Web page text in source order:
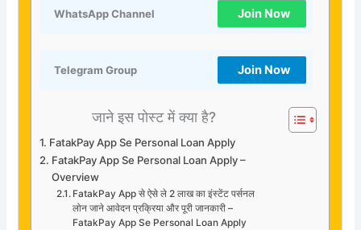
WhatsApp Channel Join Now
Telegram Group Join Now
जाने इस पोस्ट में क्या है?
FatakPay App Se Personal Loan Apply
FatakPay App Se Personal Loan Apply –
Overview
FatakPay App से ऐसे ले 2 लाख का इंस्टेंट पर्सनल
लोन जाने आवेदन प्रक्रिया और पूरी जानकारी –
FatakPay App Se Personal Loan Apply